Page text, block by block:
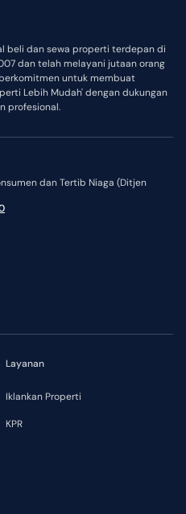
beli dan sewa properti terdepan di
dan telah melayani jutaan orang
untuk membuat
Lebih Mudah' dengan dukungan
profesional.
dan Tertib Niaga (Ditjen
Layanan
Iklankan Properti
KPR